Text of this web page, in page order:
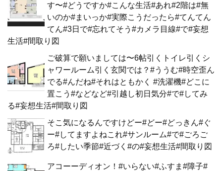
す〜#どうですか#こんな生活#あれ#2階は#無
いのか#まいっか#実際こうだったら#てんてん
てん#3日で#忘れてそう#カメラ目線#で#妄想
生活#間取り図
ご破算で願いましては〜6帖引くトイレ引くシ
ャワールーム引く玄関では？#ううむ#時空歪ん
でる#んだね#それはともかく #洗濯機#どこに
置こう#などなど#引越し初日気分#で#してみ
る#妄想生活#間取り図
そこ気になるんですけどー#どー#どっきん#ぐ
ー#してますよねこれ#サンルーム#で#ごろご
ろ#したい季節#近づく#の#妄想生活#間取り図
アコーーディオン！#いらない#ふすま#障子#